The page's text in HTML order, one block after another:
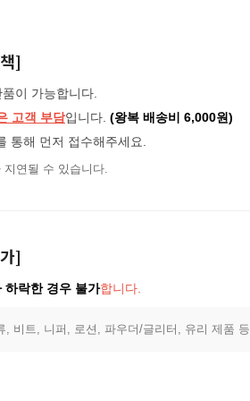
]
이 가능합니다.
고객 부담입니다. (왕복 배송비 6,000원)
통해 먼저 접수해주세요.
연될 수 있습니다.
]
하락한 경우 불가합니다.
비트, 니퍼, 로션, 파우더/글리터, 유리 제품 등